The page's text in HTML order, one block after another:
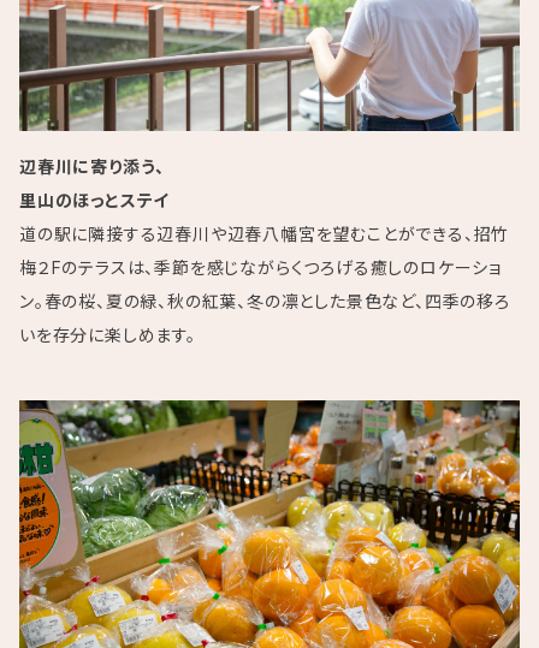
辺春川に寄り添う、
里山のほっとステイ
道の駅に隣接する辺春川や辺春八幡宮を望むことができる、招竹
梅２Fのテラスは、季節を感じながらくつろげる癒しのロケーショ
ン。春の桜、夏の緑、秋の紅葉、冬の凛とした景色など、四季の移ろ
いを存分に楽しめます。